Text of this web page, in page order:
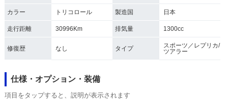
カラー トリコロール 製造国 日本
走行距離 30996Km 排気量 1300cc
修復歴 なし タイプ
スポーツ／レプリカ/
ツアラー
仕様・オプション・装備
項目をタップすると、説明が表示されます